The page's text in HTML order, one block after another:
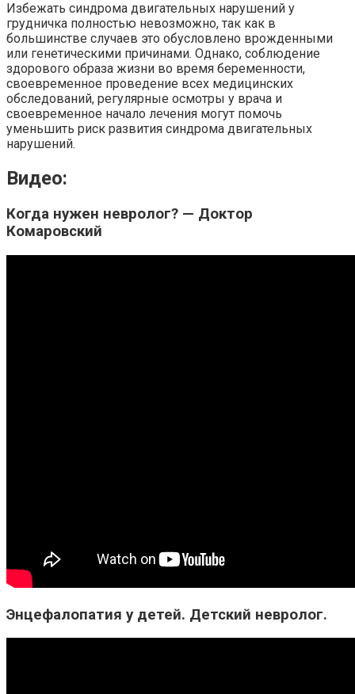
Избежать синдрома двигательных нарушений у
грудничка полностью невозможно, так как в
большинстве случаев это обусловлено врожденными
или генетическими причинами. Однако, соблюдение
здорового образа жизни во время беременности,
своевременное проведение всех медицинских
обследований, регулярные осмотры у врача и
своевременное начало лечения могут помочь
уменьшить риск развития синдрома двигательных
нарушений.
Видео:
Когда нужен невролог? — Доктор
Комаровский
Энцефалопатия у детей. Детский невролог.